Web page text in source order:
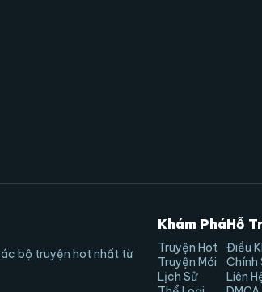
bộ truyện hot nhất từ
Khám Phá
Truyện Hot
Truyện Mới
Lịch Sử
Hỗ
Điều
Chính
Liên